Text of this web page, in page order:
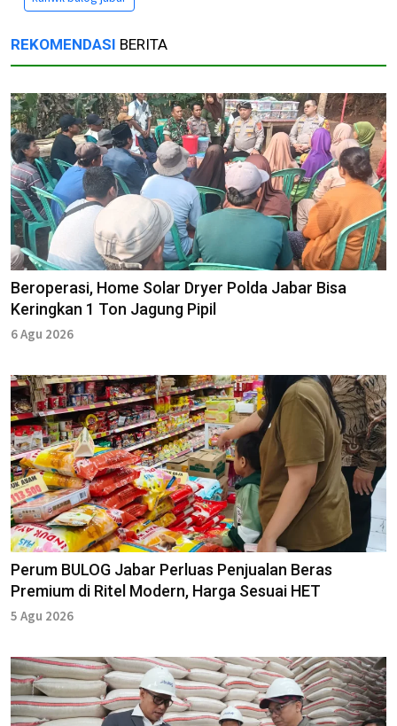
REKOMENDASI BERITA
Beroperasi, Home Solar Dryer Polda Jabar Bisa
Keringkan 1 Ton Jagung Pipil
6 Agu 2026
Perum BULOG Jabar Perluas Penjualan Beras
Premium di Ritel Modern, Harga Sesuai HET
5 Agu 2026